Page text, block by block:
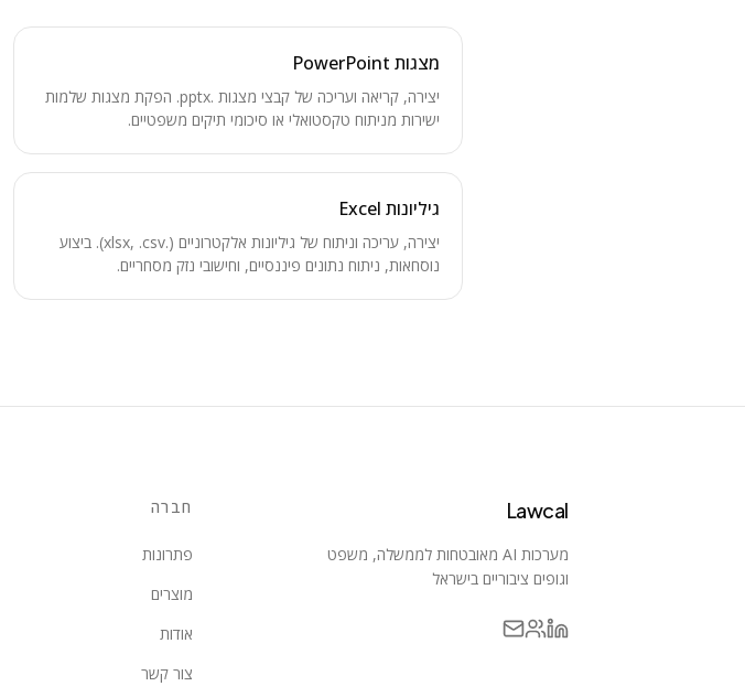
מצגות PowerPoint
יצירה, קריאה ועריכה של קבצי מצגות .pptx. הפקת מצגות שלמות
ישירות מניתוח טקסטואלי או סיכומי תיקים משפטיים.
גיליונות Excel
יצירה, עריכה וניתוח של גיליונות אלקטרוניים (.xlsx, .csv). ביצוע
נוסחאות, ניתוח נתונים פיננסיים, וחישובי נזק מסחריים.
Lawcal
מערכות AI מאובטחות לממשלה, משפט
וגופים ציבוריים בישראל
חברה
פתרונות
מוצרים
אודות
צור קשר